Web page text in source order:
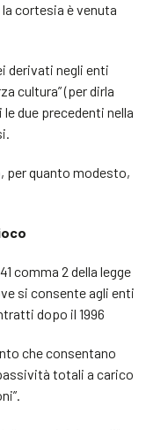
cortesia è venuta
derivati negli enti
cultura” (per dirla
due precedenti nella
per quanto modesto,
comma 2 della legge
si consente agli enti
dopo il 1996
che consentano
totali a carico